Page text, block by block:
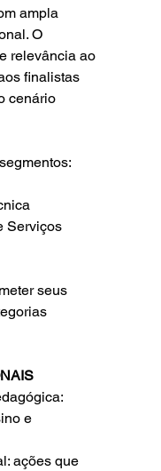
ampla
O
relevância ao
finalistas
cenário
Serviços
seus
e
ações que